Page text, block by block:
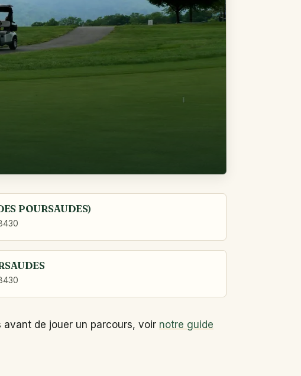
POURSAUDES)
avant de jouer un parcours, voir notre guide